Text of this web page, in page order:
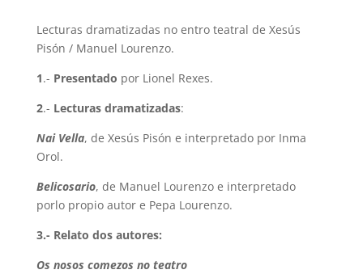
Lecturas dramatizadas no entro teatral de Xesús
Pisón / Manuel Lourenzo.
1.- Presentado por Lionel Rexes.
2.- Lecturas dramatizadas:
Nai Vella, de Xesús Pisón e interpretado por Inma
Orol.
Belicosario, de Manuel Lourenzo e interpretado
porlo propio autor e Pepa Lourenzo.
3.- Relato dos autores:
Os nosos comezos no teatro